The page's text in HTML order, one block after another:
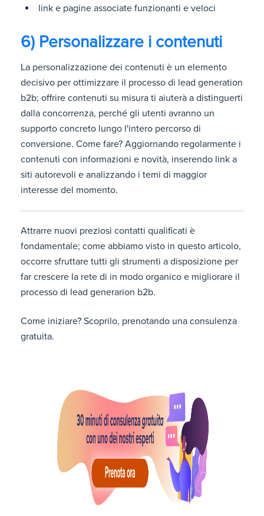
link e pagine associate funzionanti e veloci
6) Personalizzare i contenuti
La personalizzazione dei contenuti è un elemento
decisivo per ottimizzare il processo di lead generation
b2b; offrire contenuti su misura ti aiuterà a distinguerti
dalla concorrenza, perché gli utenti avranno un
supporto concreto lungo l'intero percorso di
conversione. Come fare? Aggiornando regolarmente i
contenuti con informazioni e novità, inserendo link a
siti autorevoli e analizzando i temi di maggior
interesse del momento.
Attrarre nuovi preziosi contatti qualificati è
fondamentale; come abbiamo visto in questo articolo,
occorre sfruttare tutti gli strumenti a disposizione per
far crescere la rete di in modo organico e migliorare il
processo di lead generarion b2b.
Come iniziare? Scoprilo, prenotando una consulenza
gratuita.